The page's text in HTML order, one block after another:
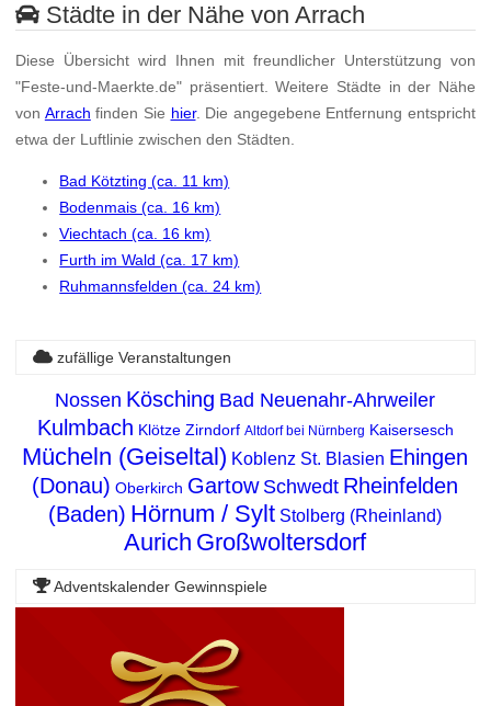
Städte in der Nähe von Arrach
Diese Übersicht wird Ihnen mit freundlicher Unterstützung von
"Feste-und-Maerkte.de" präsentiert. Weitere Städte in der Nähe
von Arrach finden Sie hier. Die angegebene Entfernung entspricht
etwa der Luftlinie zwischen den Städten.
Bad Kötzting (ca. 11 km)
Bodenmais (ca. 16 km)
Viechtach (ca. 16 km)
Furth im Wald (ca. 17 km)
Ruhmannsfelden (ca. 24 km)
zufällige Veranstaltungen
Nossen Kösching Bad Neuenahr-Ahrweiler
Kulmbach Klötze Zirndorf Altdorf bei Nürnberg Kaisersesch
Mücheln (Geiseltal) Koblenz St. Blasien Ehingen
(Donau) Oberkirch Gartow Schwedt Rheinfelden
(Baden) Hörnum / Sylt Stolberg (Rheinland)
Aurich Großwoltersdorf
Adventskalender Gewinnspiele